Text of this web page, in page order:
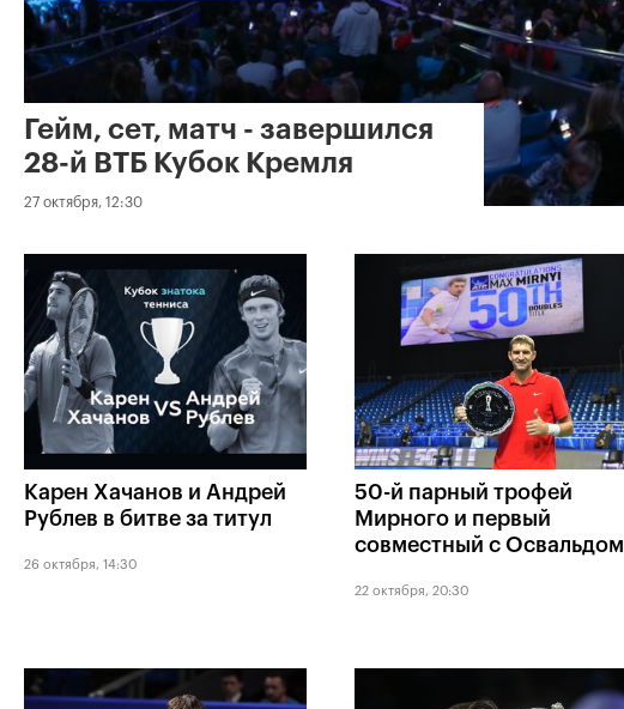
Гейм, сет, матч - завершился
28-й ВТБ Кубок Кремля
27 октября, 12:30
Карен Хачанов и Андрей
Рублев в битве за титул
26 октября, 14:30
50-й парный трофей
Мирного и первый
совместный с Освальдом
22 октября, 20:30